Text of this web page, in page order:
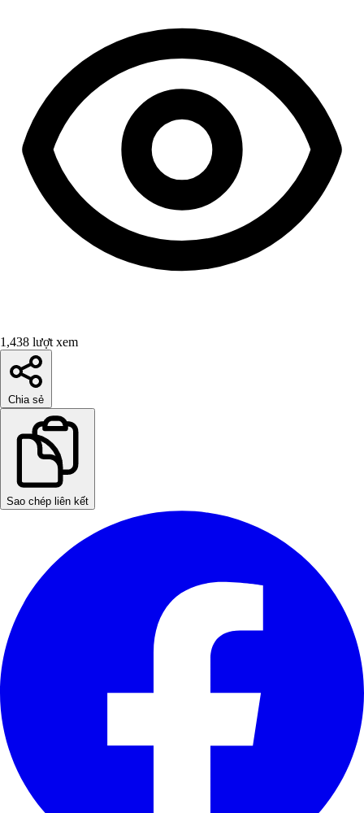
1,438 lượt xem
Chia sẻ
Sao chép liên kết